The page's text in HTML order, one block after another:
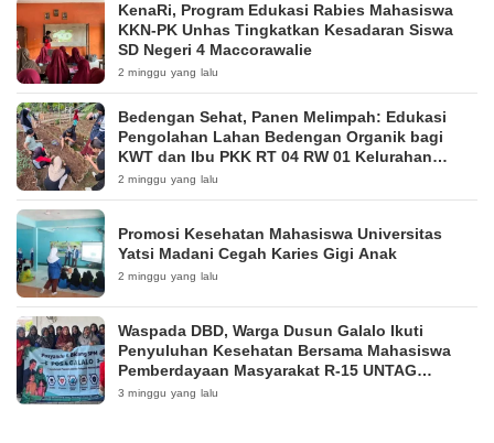
KenaRi, Program Edukasi Rabies Mahasiswa
KKN-PK Unhas Tingkatkan Kesadaran Siswa
SD Negeri 4 Maccorawalie
2 minggu yang lalu
Bedengan Sehat, Panen Melimpah: Edukasi
Pengolahan Lahan Bedengan Organik bagi
KWT dan Ibu PKK RT 04 RW 01 Kelurahan
Pakintelan
2 minggu yang lalu
Promosi Kesehatan Mahasiswa Universitas
Yatsi Madani Cegah Karies Gigi Anak
2 minggu yang lalu
Waspada DBD, Warga Dusun Galalo Ikuti
Penyuluhan Kesehatan Bersama Mahasiswa
Pemberdayaan Masyarakat R-15 UNTAG
Surabaya 2026
3 minggu yang lalu